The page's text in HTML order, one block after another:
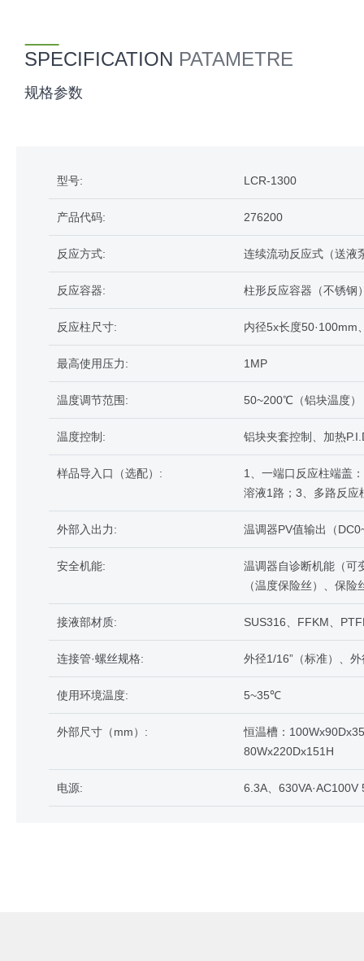
SPECIFICATION PATAMETRE
规格参数
型号: LCR-1300
产品代码: 276200
反应方式: 连续流动反应式（送液
反应容器: 柱形反应容器（不锈钢
反应柱尺寸: 内径5x长度50·100mm
最高使用压力: 1MP
温度调节范围: 50~200℃（铝块温度）
温度控制: 铝块夹套控制、加热
样品导入口（选配）:
1、一端口反应柱端盖
溶液1路；3、多路反应
外部入出力: 温调器PV值输出（
安全机能:
温调器自诊断机能（可
（温度保险丝）、保险
接液部材质: SUS316、FFKM、
连接管·螺丝规格: 外径1/16”（标准）、
使用环境温度: 5~35℃
外部尺寸（mm）:
恒温槽：
80Wx220Dx151H
电源: 6.3A、630VA·AC100V